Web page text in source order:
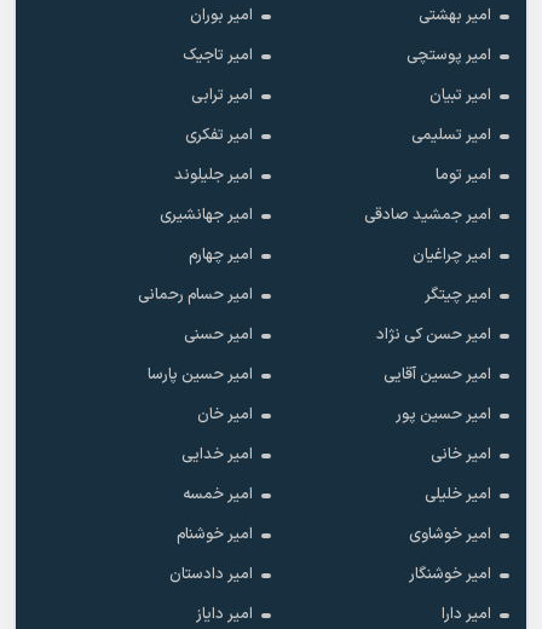
امیر بهشتی
امیر بوران
امیر پوستچی
امیر تاجیک
امیر تبیان
امیر ترابی
امیر تسلیمی
امیر تفکری
امیر توما
امیر جلیلوند
امیر جمشید صادقی
امیر جهانشیری
امیر چراغیان
امیر چهارم
امیر چیتگر
امیر حسام رحمانی
امیر حسن کی نژاد
امیر حسنی
امیر حسین آقایی
امیر حسین پارسا
امیر حسین پور
امیر خان
امیر خانی
امیر خدایی
امیر خلیلی
امیر خمسه
امیر خوشاوی
امیر خوشنام
امیر خوشنگار
امیر دادستان
امیر دارا
امیر دایاز